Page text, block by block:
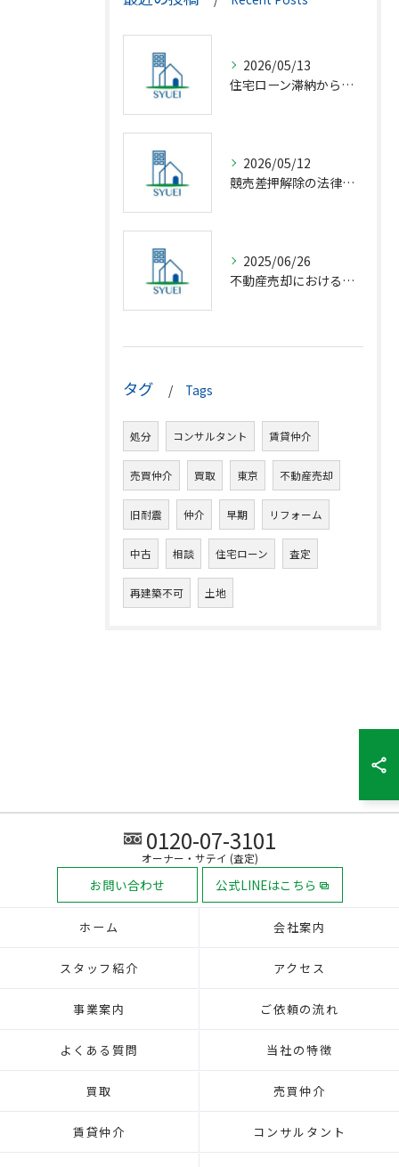
2026/05/13
住宅ローン滞納から競売回避の解決策
2026/05/12
競売差押解除の法律相談完全解説
2025/06/26
不動産売却における仲介の基礎知識
タグ Tags
処分 コンサルタント 賃貸仲介
売買仲介 買取 東京 不動産売却
旧耐震 仲介 早期 リフォーム
中古 相談 住宅ローン 査定
再建築不可 土地
0120-07-3101
オーナー・サテイ (査定)
お問い合わせ 公式LINEはこちら
ホーム 会社案内
スタッフ紹介 アクセス
事業案内 ご依頼の流れ
よくある質問 当社の特徴
買取 売買仲介
賃貸仲介 コンサルタント